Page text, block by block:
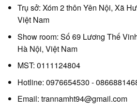
Trụ sở: Xóm 2 thôn Yên Nội, Xã
Việt Nam
Show room: Số 69 Lương Thế
Hà Nội, Việt Nam
MST: 0111124804
Hotline: 0976654530 -
Email: trannamht94@gmail.com